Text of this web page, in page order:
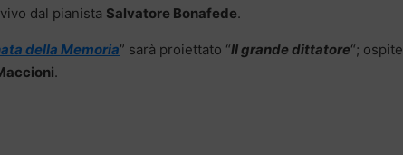
dal pianista Salvatore Bonafede.
della Memoria” sarà proiettato “Il grande dittatore“; ospite
.